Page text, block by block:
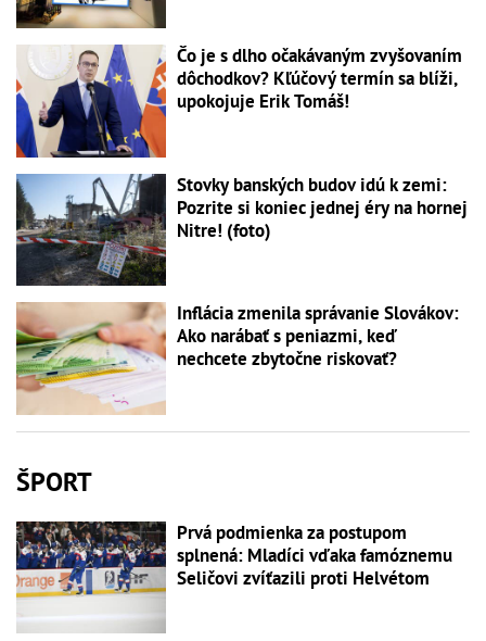
Čo je s dlho očakávaným zvyšovaním
dôchodkov? Kľúčový termín sa blíži,
upokojuje Erik Tomáš!
Stovky banských budov idú k zemi:
Pozrite si koniec jednej éry na hornej
Nitre! (foto)
Inflácia zmenila správanie Slovákov:
Ako narábať s peniazmi, keď
nechcete zbytočne riskovať?
ŠPORT
Prvá podmienka za postupom
splnená: Mladíci vďaka famóznemu
Seličovi zvíťazili proti Helvétom